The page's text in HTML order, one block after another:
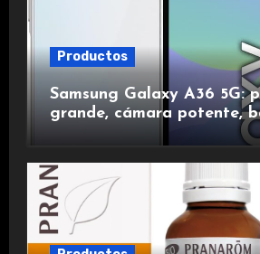
Productos
Samsung Galaxy A36 5G:
grande, cámara potente,
duradera y carga rápida